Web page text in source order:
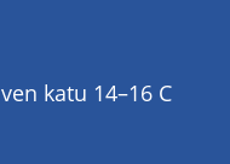
katu 14–16 C